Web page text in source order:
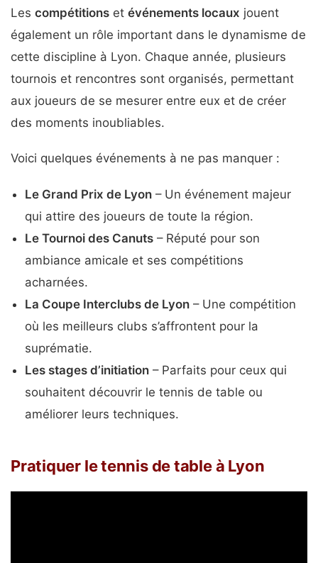
Les compétitions et événements locaux jouent
également un rôle important dans le dynamisme de
cette discipline à Lyon. Chaque année, plusieurs
tournois et rencontres sont organisés, permettant
aux joueurs de se mesurer entre eux et de créer
des moments inoubliables.
Voici quelques événements à ne pas manquer :
Le Grand Prix de Lyon – Un événement majeur
qui attire des joueurs de toute la région.
Le Tournoi des Canuts – Réputé pour son
ambiance amicale et ses compétitions
acharnées.
La Coupe Interclubs de Lyon – Une compétition
où les meilleurs clubs s’affrontent pour la
suprématie.
Les stages d’initiation – Parfaits pour ceux qui
souhaitent découvrir le tennis de table ou
améliorer leurs techniques.
Pratiquer le tennis de table à Lyon